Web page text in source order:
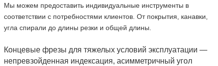
Мы можем предоставить индивидуальные инструменты в
соответствии с потребностями клиентов. От покрытия, канавки,
угла спирали до длины резки и общей длины.
Концевые фрезы для тяжелых условий эксплуатации —
непревзойденная индексация, асимметричный угол